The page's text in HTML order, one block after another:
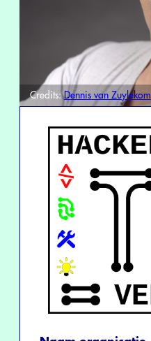
Credits:Dennis van Zuylekom